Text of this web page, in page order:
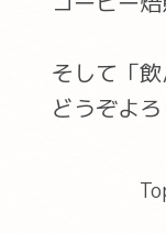
そして「
どうぞよ